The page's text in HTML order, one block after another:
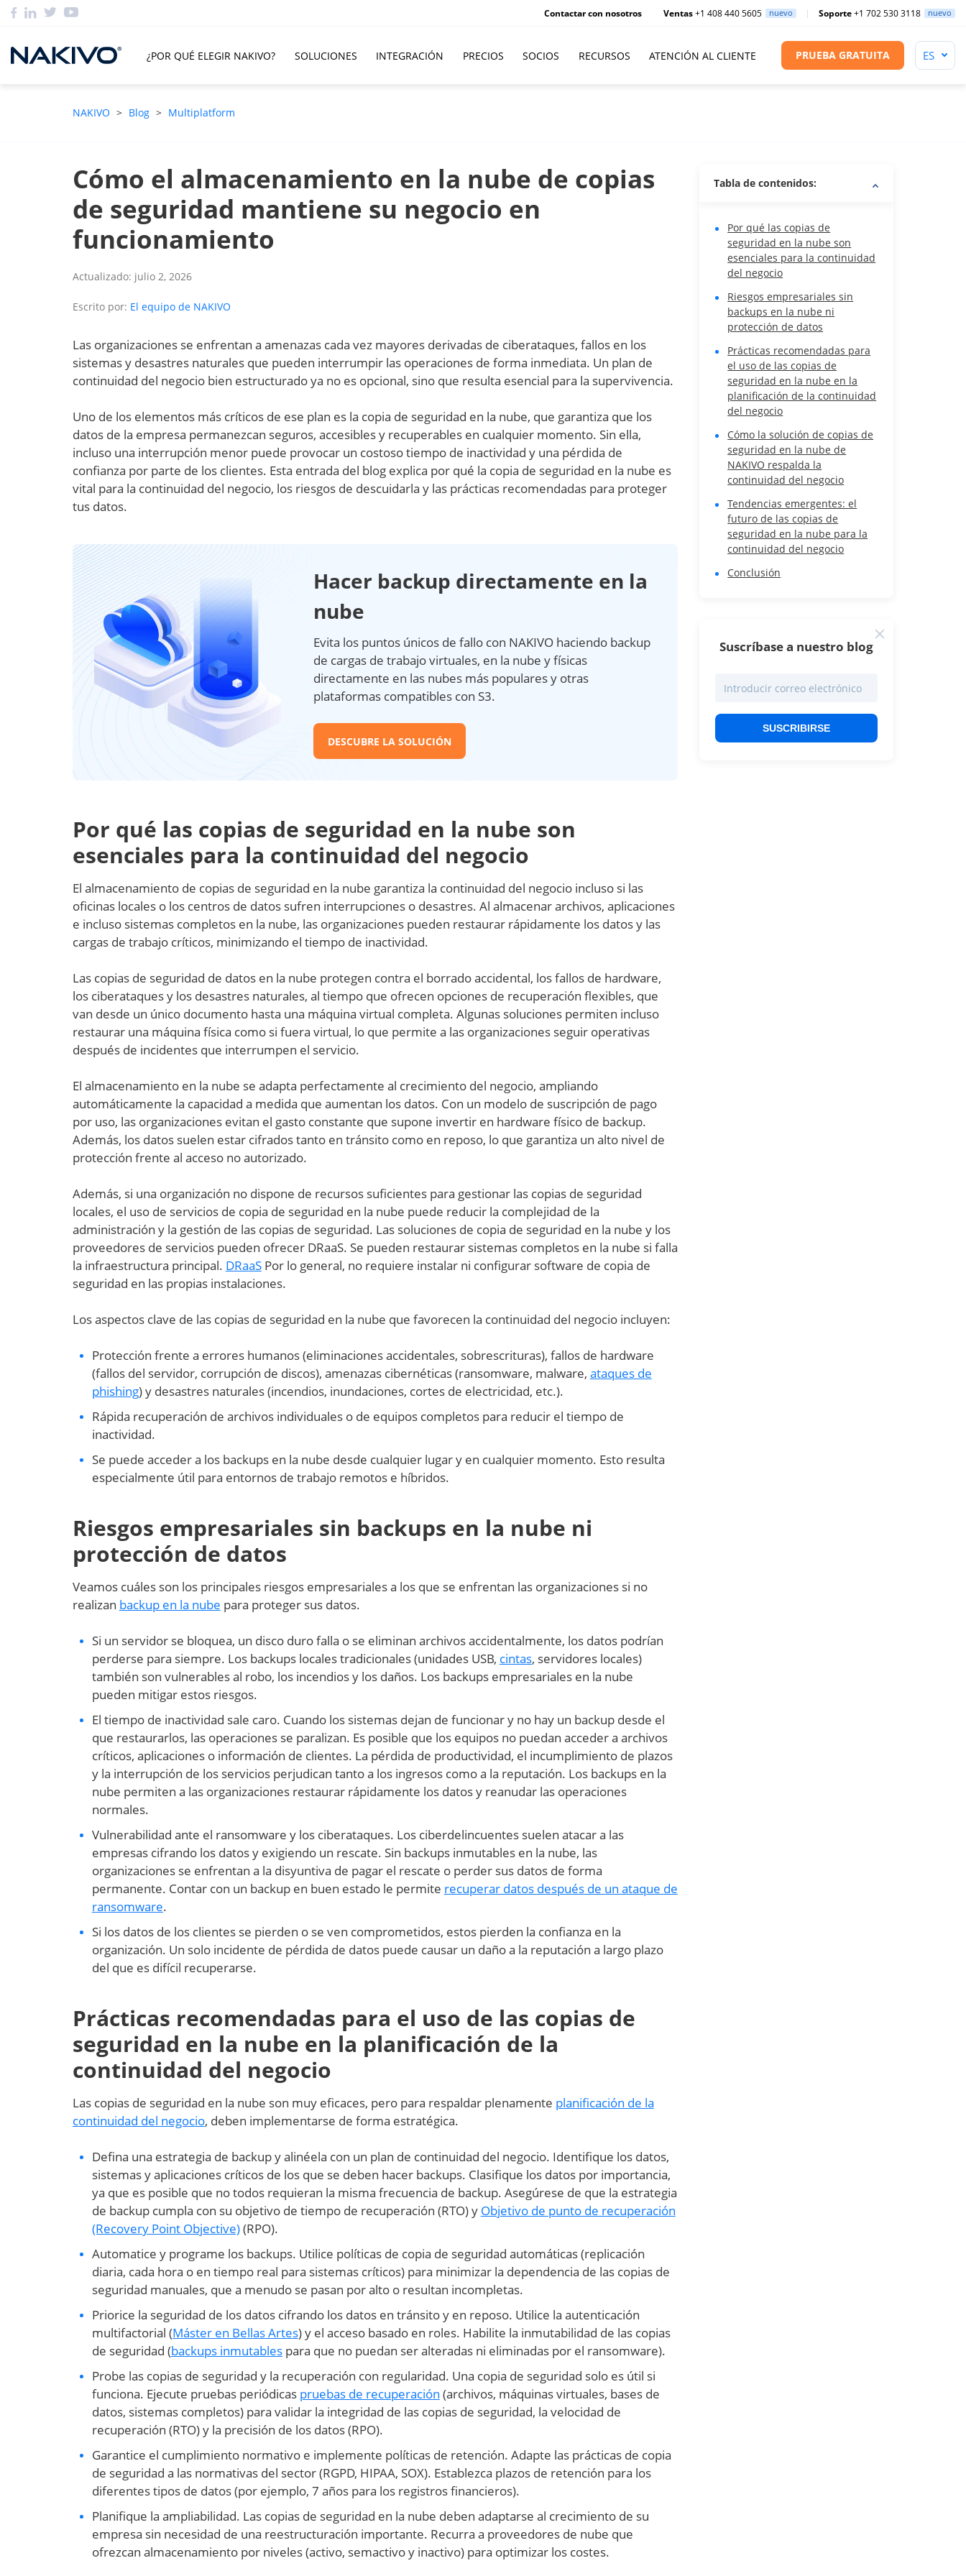
Contactar con nosotros Ventas+1 408 440 5605 nuevo Soporte+1 702 530 3118 nuevo
¿POR QUÉ ELEGIR NAKIVO? SOLUCIONES INTEGRACIÓN PRECIOS SOCIOS RECURSOS ATENCIÓN AL CLIENTE PRUEBA GRATUITA
NAKIVO > Blog > Multiplatform
Cómo el almacenamiento en la nube de copias
de seguridad mantiene su negocio en
funcionamiento
Actualizado: julio 2, 2026
Escrito por: El equipo de NAKIVO
Las organizaciones se enfrentan a amenazas cada vez mayores derivadas de ciberataques, fallos en los
sistemas y desastres naturales que pueden interrumpir las operaciones de forma inmediata. Un plan de
continuidad del negocio bien estructurado ya no es opcional, sino que resulta esencial para la supervivencia.
Uno de los elementos más críticos de ese plan es la copia de seguridad en la nube, que garantiza que los
datos de la empresa permanezcan seguros, accesibles y recuperables en cualquier momento. Sin ella,
incluso una interrupción menor puede provocar un costoso tiempo de inactividad y una pérdida de
confianza por parte de los clientes. Esta entrada del blog explica por qué la copia de seguridad en la nube es
vital para la continuidad del negocio, los riesgos de descuidarla y las prácticas recomendadas para proteger
tus datos.
Hacer backup directamente en la
nube
Evita los puntos únicos de fallo con NAKIVO haciendo backup
de cargas de trabajo virtuales, en la nube y físicas
directamente en las nubes más populares y otras
plataformas compatibles con S3.
DESCUBRE LA SOLUCIÓN
Por qué las copias de seguridad en la nube son
esenciales para la continuidad del negocio
El almacenamiento de copias de seguridad en la nube garantiza la continuidad del negocio incluso si las
oficinas locales o los centros de datos sufren interrupciones o desastres. Al almacenar archivos, aplicaciones
e incluso sistemas completos en la nube, las organizaciones pueden restaurar rápidamente los datos y las
cargas de trabajo críticos, minimizando el tiempo de inactividad.
Las copias de seguridad de datos en la nube protegen contra el borrado accidental, los fallos de hardware,
los ciberataques y los desastres naturales, al tiempo que ofrecen opciones de recuperación flexibles, que
van desde un único documento hasta una máquina virtual completa. Algunas soluciones permiten incluso
restaurar una máquina física como si fuera virtual, lo que permite a las organizaciones seguir operativas
después de incidentes que interrumpen el servicio.
El almacenamiento en la nube se adapta perfectamente al crecimiento del negocio, ampliando
automáticamente la capacidad a medida que aumentan los datos. Con un modelo de suscripción de pago
por uso, las organizaciones evitan el gasto constante que supone invertir en hardware físico de backup.
Además, los datos suelen estar cifrados tanto en tránsito como en reposo, lo que garantiza un alto nivel de
protección frente al acceso no autorizado.
Además, si una organización no dispone de recursos suficientes para gestionar las copias de seguridad
locales, el uso de servicios de copia de seguridad en la nube puede reducir la complejidad de la
administración y la gestión de las copias de seguridad. Las soluciones de copia de seguridad en la nube y los
proveedores de servicios pueden ofrecer DRaaS. Se pueden restaurar sistemas completos en la nube si falla
la infraestructura principal. DRaaSPor lo general, no requiere instalar ni configurar software de copia de
seguridad en las propias instalaciones.
Los aspectos clave de las copias de seguridad en la nube que favorecen la continuidad del negocio incluyen:
Protección frente a errores humanos (eliminaciones accidentales, sobrescrituras), fallos de hardware
(fallos del servidor, corrupción de discos), amenazas cibernéticas (ransomware, malware, ataques de
phishing) y desastres naturales (incendios, inundaciones, cortes de electricidad, etc.).
Rápida recuperación de archivos individuales o de equipos completos para reducir el tiempo de
inactividad.
Se puede acceder a los backups en la nube desde cualquier lugar y en cualquier momento. Esto resulta
especialmente útil para entornos de trabajo remotos e híbridos.
Riesgos empresariales sin backups en la nube ni
protección de datos
Veamos cuáles son los principales riesgos empresariales a los que se enfrentan las organizaciones si no
realizan backup en la nube para proteger sus datos.
Si un servidor se bloquea, un disco duro falla o se eliminan archivos accidentalmente, los datos podrían
perderse para siempre. Los backups locales tradicionales (unidades USB, cintas, servidores locales)
también son vulnerables al robo, los incendios y los daños. Los backups empresariales en la nube
pueden mitigar estos riesgos.
El tiempo de inactividad sale caro. Cuando los sistemas dejan de funcionar y no hay un backup desde el
que restaurarlos, las operaciones se paralizan. Es posible que los equipos no puedan acceder a archivos
críticos, aplicaciones o información de clientes. La pérdida de productividad, el incumplimiento de plazos
y la interrupción de los servicios perjudican tanto a los ingresos como a la reputación. Los backups en la
nube permiten a las organizaciones restaurar rápidamente los datos y reanudar las operaciones
normales.
Vulnerabilidad ante el ransomware y los ciberataques. Los ciberdelincuentes suelen atacar a las
empresas cifrando los datos y exigiendo un rescate. Sin backups inmutables en la nube, las
organizaciones se enfrentan a la disyuntiva de pagar el rescate o perder sus datos de forma
permanente. Contar con un backup en buen estado le permite recuperar datos después de un ataque de
ransomware.
Si los datos de los clientes se pierden o se ven comprometidos, estos pierden la confianza en la
organización. Un solo incidente de pérdida de datos puede causar un daño a la reputación a largo plazo
del que es difícil recuperarse.
Prácticas recomendadas para el uso de las copias de
seguridad en la nube en la planificación de la
continuidad del negocio
Las copias de seguridad en la nube son muy eficaces, pero para respaldar plenamente planificación de la
continuidad del negocio, deben implementarse de forma estratégica.
Defina una estrategia de backup y alinéela con un plan de continuidad del negocio. Identifique los datos,
sistemas y aplicaciones críticos de los que se deben hacer backups. Clasifique los datos por importancia,
ya que es posible que no todos requieran la misma frecuencia de backup. Asegúrese de que la estrategia
de backup cumpla con su objetivo de tiempo de recuperación (RTO) y Objetivo de punto de recuperación
(Recovery Point Objective)(RPO).
Automatice y programe los backups. Utilice políticas de copia de seguridad automáticas (replicación
diaria, cada hora o en tiempo real para sistemas críticos) para minimizar la dependencia de las copias de
seguridad manuales, que a menudo se pasan por alto o resultan incompletas.
Priorice la seguridad de los datos cifrando los datos en tránsito y en reposo. Utilice la autenticación
multifactorial (Máster en Bellas Artes) y el acceso basado en roles. Habilite la inmutabilidad de las copias
de seguridad (backups inmutablespara que no puedan ser alteradas ni eliminadas por el ransomware).
Probe las copias de seguridad y la recuperación con regularidad. Una copia de seguridad solo es útil si
funciona. Ejecute pruebas periódicas pruebas de recuperación (archivos, máquinas virtuales, bases de
datos, sistemas completos) para validar la integridad de las copias de seguridad, la velocidad de
recuperación (RTO) y la precisión de los datos (RPO).
Garantice el cumplimiento normativo e implemente políticas de retención. Adapte las prácticas de copia
de seguridad a las normativas del sector (RGPD, HIPAA, SOX). Establezca plazos de retención para los
diferentes tipos de datos (por ejemplo, 7 años para los registros financieros).
Planifique la ampliabilidad. Las copias de seguridad en la nube deben adaptarse al crecimiento de su
empresa sin necesidad de una reestructuración importante. Recurra a proveedores de nube que
ofrezcan almacenamiento por niveles (activo, semactivo y inactivo) para optimizar los costes.
Tabla de contenidos:
Por qué las copias de
seguridad en la nube son
esenciales para la continuidad
del negocio
Riesgos empresariales sin
backups en la nube ni
protección de datos
Prácticas recomendadas para
el uso de las copias de
seguridad en la nube en la
planificación de la continuidad
del negocio
Cómo la solución de copias de
seguridad en la nube de
NAKIVO respalda la
continuidad del negocio
Tendencias emergentes: el
futuro de las copias de
seguridad en la nube para la
continuidad del negocio
Conclusión
Suscríbase a nuestro blog
SUSCRIBIRSE